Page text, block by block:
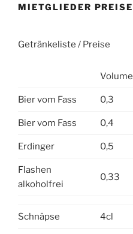
MIETGLIEDER PREISE
Getränkeliste / Preise
Volume
Bier vom Fass 0,3
Bier vom Fass 0,4
Erdinger 0,5
Flashen
alkoholfrei
0,33
Schnäpse 4cl